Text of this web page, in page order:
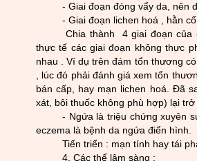
- Giai đoạn đóng vẩy da, nên
- Giai đoạn lichen hoá , hằn
Chia thành 4 giai đoạn của
thực tế các giai đoạn không thực
nhau . Ví dụ trên đám tổn th­ương
, lúc đó phải đánh giá xem tổn th­
bán cấp, hay mạn lichen hoá. Đã
xát, bôi thuốc không phù hợp) lại
- Ngứa là triệu chứng xuyên
eczema là bệnh da ng­ứa điển hình.
Tiến triển : mạn tính hay tái
4. Các thể lâm sàng :